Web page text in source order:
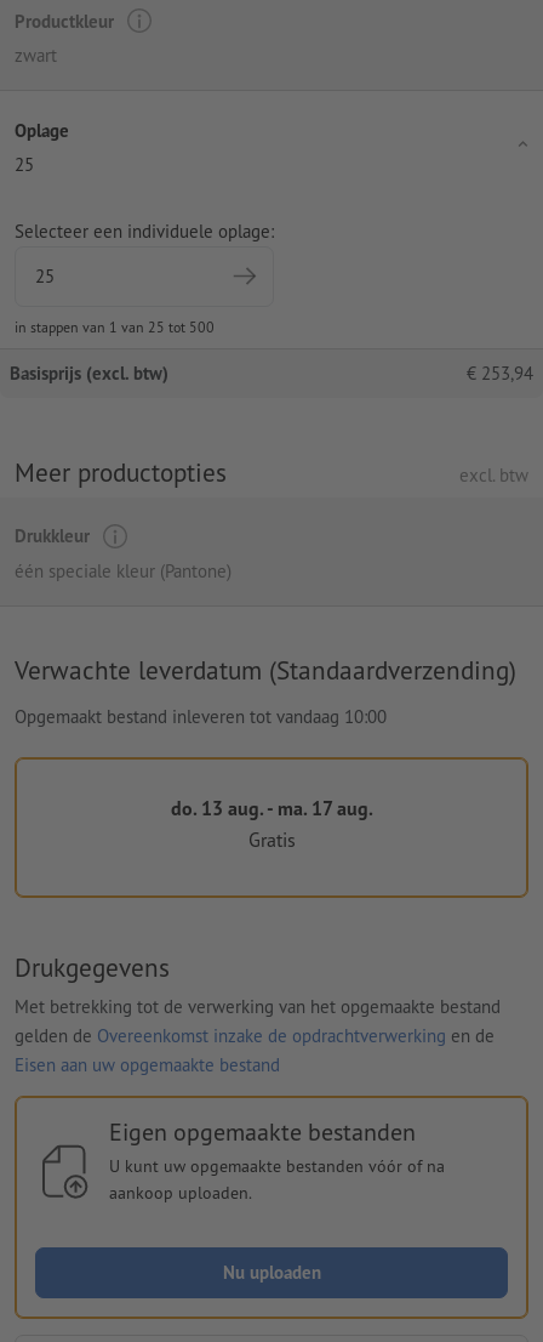
Productkleur
zwart
Oplage
25
Selecteer een individuele oplage:
in stappen van 1 van 25 tot 500
Basisprijs (excl. btw) € 253,94
Meer productopties excl. btw
Drukkleur
één speciale kleur (Pantone)
Verwachte leverdatum (Standaardverzending)
Opgemaakt bestand inleveren tot vandaag 10:00
do. 13 aug. - ma. 17 aug.
Gratis
Drukgegevens
Met betrekking tot de verwerking van het opgemaakte bestand
gelden de Overeenkomst inzake de opdrachtverwerking en de
Eisen aan uw opgemaakte bestand
Eigen opgemaakte bestanden
U kunt uw opgemaakte bestanden vóór of na
aankoop uploaden.
Nu uploaden